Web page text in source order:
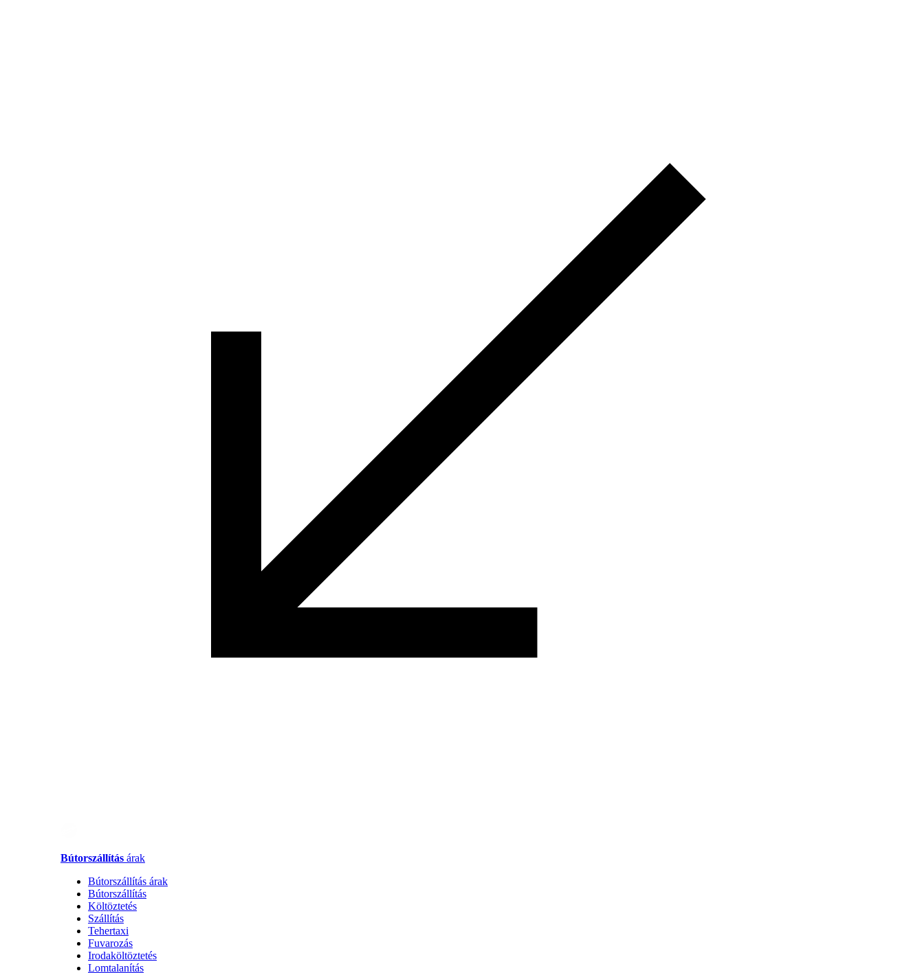
Bútorszállítás árak
Bútorszállítás árak
Bútorszállítás
Költöztetés
Szállítás
Tehertaxi
Fuvarozás
Irodaköltöztetés
Lomtalanítás